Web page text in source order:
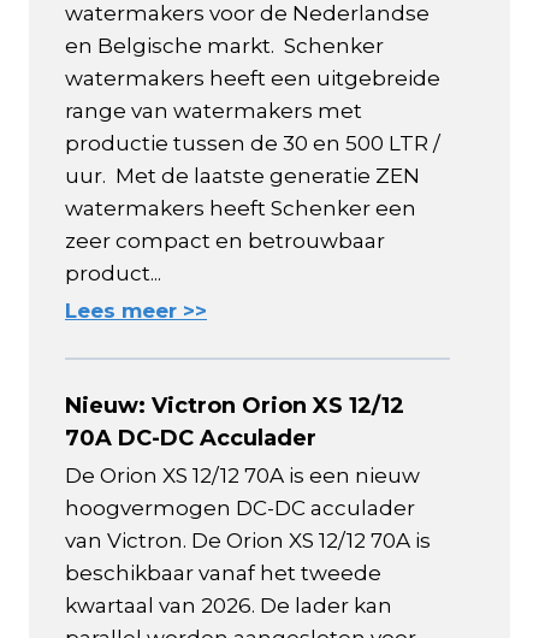
watermakers voor de Nederlandse
en Belgische markt. Schenker
watermakers heeft een uitgebreide
range van watermakers met
productie tussen de 30 en 500 LTR /
uur. Met de laatste generatie ZEN
watermakers heeft Schenker een
zeer compact en betrouwbaar
product...
Lees meer >>
Nieuw: Victron Orion XS 12/12
70A DC-DC Acculader
De Orion XS 12/12 70A is een nieuw
hoogvermogen DC-DC acculader
van Victron. De Orion XS 12/12 70A is
beschikbaar vanaf het tweede
kwartaal van 2026. De lader kan